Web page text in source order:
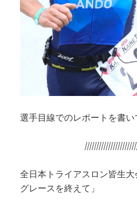
選手目線でのレポートを書い
全日本トライアスロン皆生
グレースを終えて」